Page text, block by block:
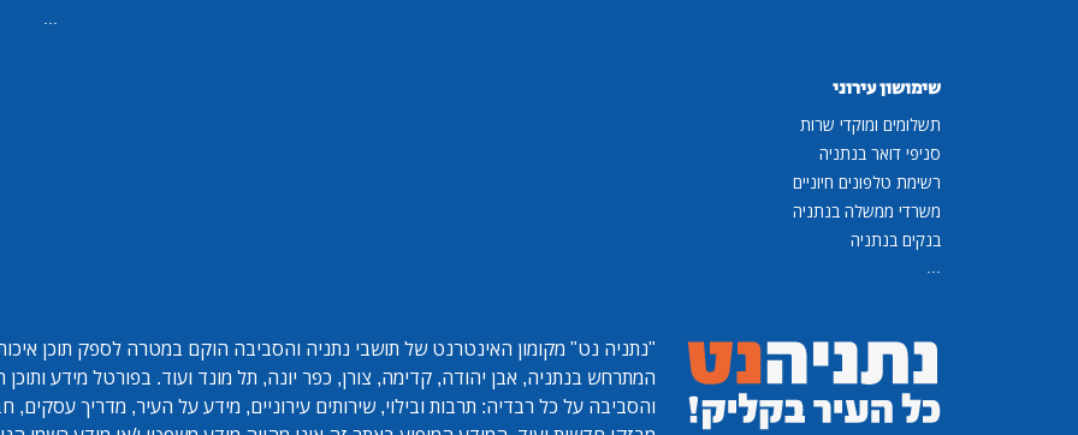
שימושון עירוני
תשלומים ומוקדי שרות
סניפי דואר בנתניה
רשימת טלפונים חיוניים
משרדי ממשלה בנתניה
בנקים בנתניה
"נתניה נט" מקומון האינטרנט של תושבי נתניה והסביבה הוקם במטרה לספק תוכן
המתרחש בנתניה, אבן יהודה, קדימה, צורן, כפר יונה, תל מונד ועוד. בפורטל מידע
והסביבה על כל רבדיה: תרבות ובילוי, שירותים עירוניים, מידע על העיר, מדריך עסקים,